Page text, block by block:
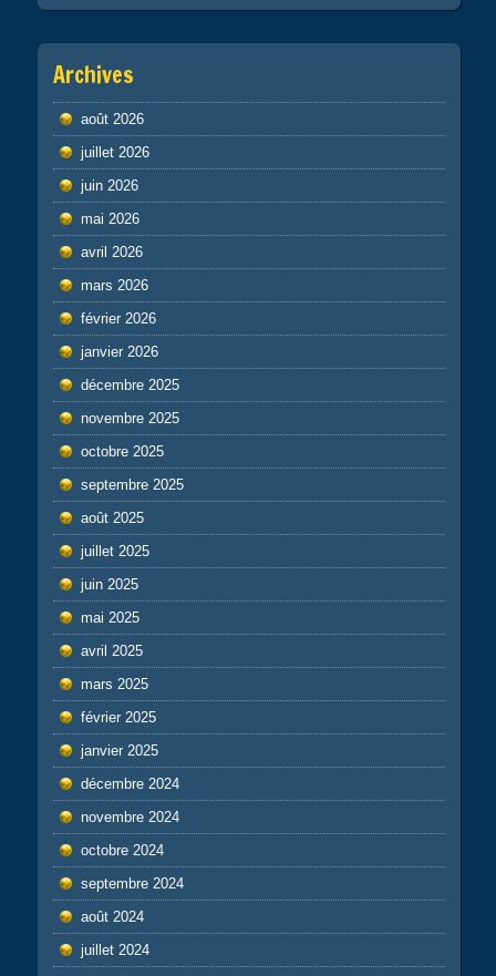
Archives
août 2026
juillet 2026
juin 2026
mai 2026
avril 2026
mars 2026
février 2026
janvier 2026
décembre 2025
novembre 2025
octobre 2025
septembre 2025
août 2025
juillet 2025
juin 2025
mai 2025
avril 2025
mars 2025
février 2025
janvier 2025
décembre 2024
novembre 2024
octobre 2024
septembre 2024
août 2024
juillet 2024